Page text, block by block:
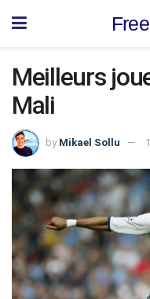
Mеillеurs
Mаli
by Mikael Sollu